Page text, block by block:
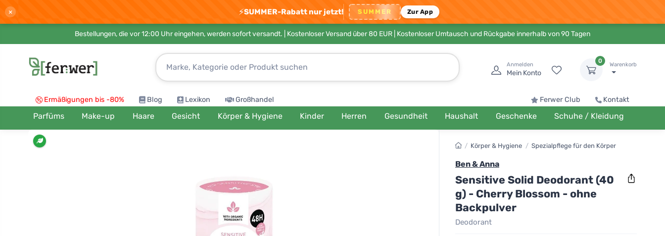
× ⚡SUMMER-Rabatt nur jetzt! SUMMER Zur App
Bestellungen, die vor 12:00 Uhr eingehen, werden sofort versandt. | Kostenloser Versand über 80 EUR | Kostenloser Umtausch und Rückgabe innerhalb von 90 Tagen
Anmelden
Mein Konto
0
Warenkorb
Ermäßigungen bis -80% Blog Lexikon Großhandel Ferwer Club Kontakt
Parfüms Make-up Haare Gesicht Körper & Hygiene Kinder Herren Gesundheit Haushalt Geschenke Schuhe / Kleidung
/ Körper & Hygiene / Spezialpflege für den Körper
Ben & Anna
Sensitive Solid Deodorant (40
g) - Cherry Blossom - ohne
Backpulver
Deodorant